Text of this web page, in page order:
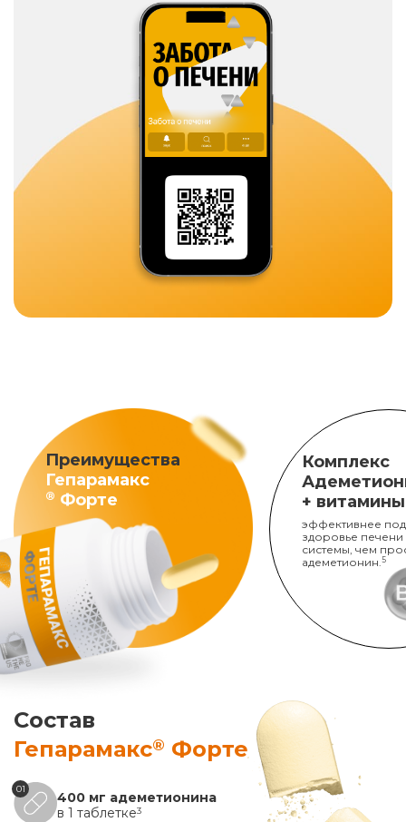
Преимущества
Гепарамакс
® Форте
Комплекс
+
эффективнее
здоровье печени
системы, чем
адеметионин. 5
Состав
Гепарамакс® Форте
01
400 мг адеметионина
в 1 таблетке3